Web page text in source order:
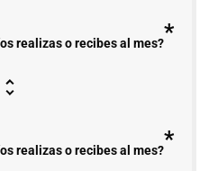
realizas o recibes al mes?*
realizas o recibes al mes?*